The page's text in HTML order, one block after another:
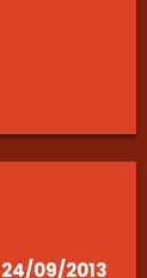
24/09/2013